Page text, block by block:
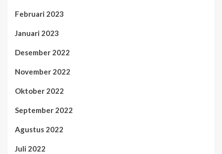
Februari 2023
Januari 2023
Desember 2022
November 2022
Oktober 2022
September 2022
Agustus 2022
Juli 2022